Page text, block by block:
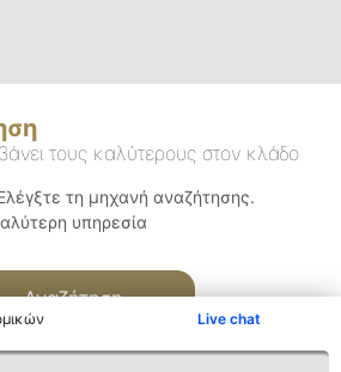
Live chat
τους καλύτερους στον κλάδο
τη μηχανή αναζήτησης.
υπηρεσία
Αναζήτηση